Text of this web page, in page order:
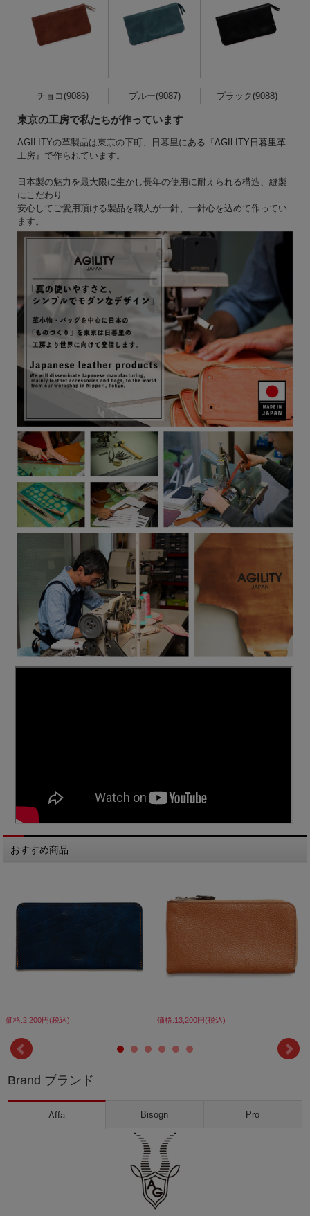
チョコ(9086) ブルー(9087) ブラック(9088)
東京の工房で私たちが作っています
AGILITYの革製品は東京の下町、日暮里にある『AGILITY日暮里革
工房 』で作られています。
日本製の魅力を最大限に生かし長年の使用に耐えられる構造、縫製
にこだわり
安心してご愛用頂ける製品を職人が一針、一針心を込めて作ってい
ます。
おすすめ商品
価格:2,200円(税込) 価格:13,200円(税込)
Brand ブランド
Affa Bisogn Pro